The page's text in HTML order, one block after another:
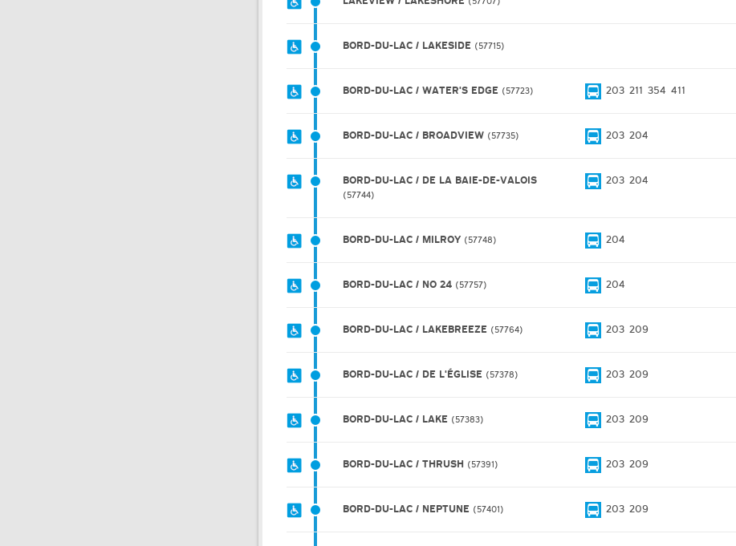
BORD-DU-LAC / LAKESIDE 57715
BORD-DU-LAC / WATER'S EDGE 57723 203 211 354 411
BORD-DU-LAC / BROADVIEW 57735 203 204
BORD-DU-LAC / DE LA BAIE-DE-VALOIS
57744
203 204
BORD-DU-LAC / MILROY 57748 204
BORD-DU-LAC / NO 24 57757 204
BORD-DU-LAC / LAKEBREEZE 57764 203 209
BORD-DU-LAC / DE L'ÉGLISE 57378 203 209
BORD-DU-LAC / LAKE 57383 203 209
BORD-DU-LAC / THRUSH 57391 203 209
BORD-DU-LAC / NEPTUNE 57401 203 209